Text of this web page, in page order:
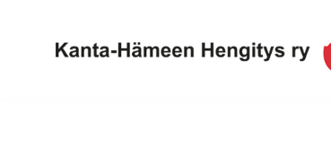
ensisijaiseen
valikkoon
pääsisältöön
alatunnisteeseen